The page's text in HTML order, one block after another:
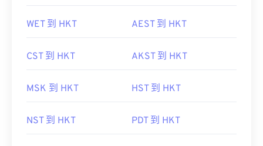
WET 到 HKT AEST 到 HKT
CST 到 HKT AKST 到 HKT
MSK 到 HKT HST 到 HKT
NST 到 HKT PDT 到 HKT